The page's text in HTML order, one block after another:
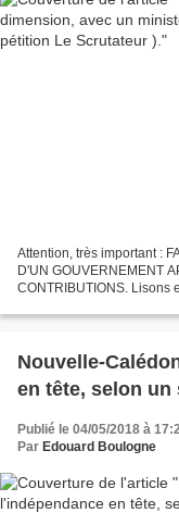
Attention, très important :
D'UN GOUVERNEMENT
CONTRIBUTIONS. Lisons
Nouvelle-
en tête, selon un
Publié le 04/05/2018 à
Par Edouard Boulogne